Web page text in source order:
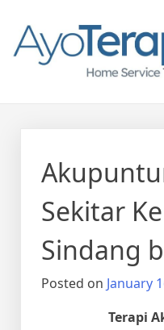
content
Ayo Terapi
Sekitar
Sindang
Posted on January
Terapi